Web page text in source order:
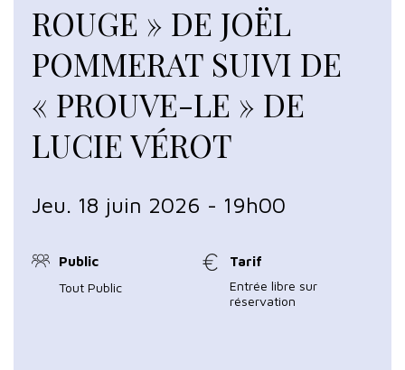
ROUGE » DE JOËL
POMMERAT SUIVI DE
« PROUVE-LE » DE
LUCIE VÉROT
Jeu. 18 juin 2026 - 19h00
Public
Tout Public
Tarif
Entrée libre sur
réservation